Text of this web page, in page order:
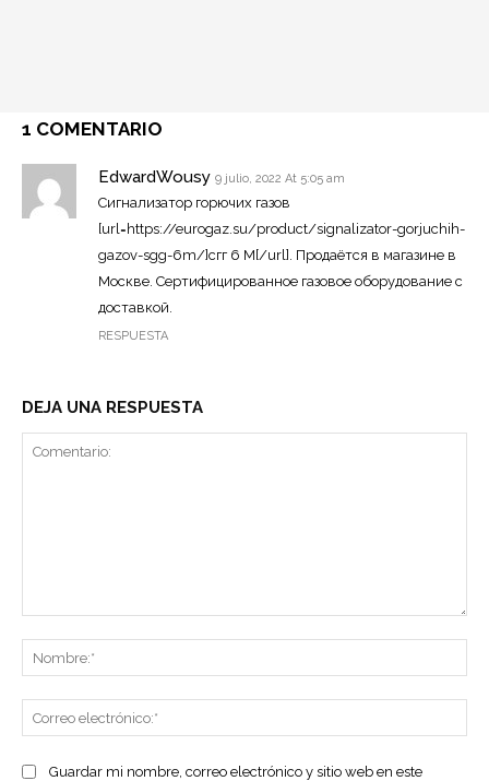
1 COMENTARIO
EdwardWousy 9 julio, 2022 At 5:05 am
Сигнализатор горючих газов
[url=https://eurogaz.su/product/signalizator-gorjuchih-
gazov-sgg-6m/]сгг 6 М[/url]. Продаётся в магазине в
Москве. Сертифицированное газовое оборудование с
доставкой.
RESPUESTA
DEJA UNA RESPUESTA
Guardar mi nombre, correo electrónico y sitio web en este